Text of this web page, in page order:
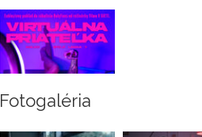
Fotogaléria